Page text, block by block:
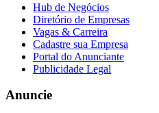
Hub de Negócios
Diretório de Empresas
Vagas & Carreira
Cadastre sua Empresa
Portal do Anunciante
Publicidade Legal
Anuncie